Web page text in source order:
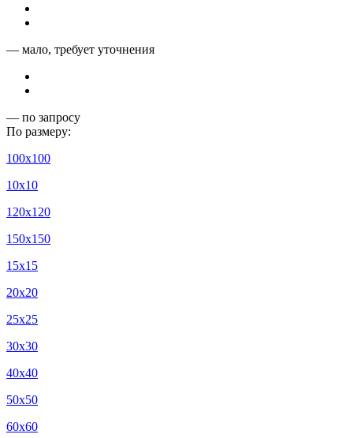
— мало, требует уточнения
— по запросу
По размеру:
100x100
10x10
120x120
150x150
15x15
20x20
25x25
30x30
40x40
50x50
60x60